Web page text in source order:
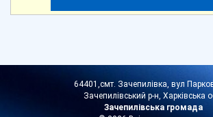
64401,смт. Зачепилівка, вул
Зачепилівський р-н, Харківська
Зачепилівська громада